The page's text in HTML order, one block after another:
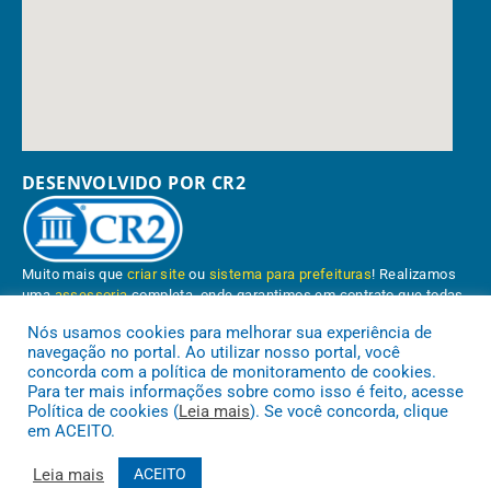
DESENVOLVIDO POR CR2
Muito mais quecriar site ou sistema para prefeituras! Realizamos
umaassessoriacompleta, onde garantimos em contrato que todas
Conheça oPNTP e oRadar da Transparência Pública
Nós usamos cookies para melhorar sua experiência de
navegação no portal. Ao utilizar nosso portal, você
concorda com a política de monitoramento de cookies.
Para ter mais informações sobre como isso é feito, acesse
Política de cookies (Leia mais). Se você concorda, clique
em ACEITO.
Leia mais ACEITO